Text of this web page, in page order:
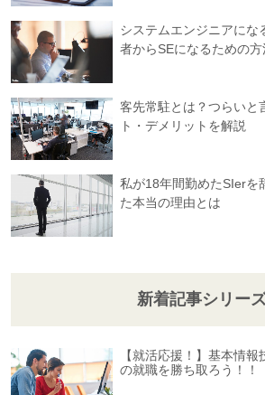
システムエンジニアにな
者からSEになるための方
客先常駐とは？つらいと
ト・デメリットを解説
私が18年間勤めたSIerを
た本当の理由とは
新着記事シリー
【就活応援！】基本情
の就職を勝ち取ろう！！